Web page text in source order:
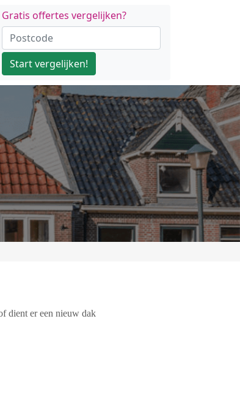
Gratis offertes vergelijken?
Start vergelijken!
dient er een nieuw dak